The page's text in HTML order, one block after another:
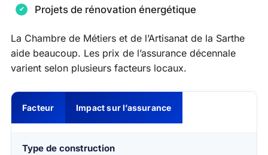
Projets de rénovation énergétique
La Chambre de Métiers et de l’Artisanat de la Sarthe
aide beaucoup. Les prix de l’assurance décennale
varient selon plusieurs facteurs locaux.
Facteur Impact sur l’assurance
Type de construction